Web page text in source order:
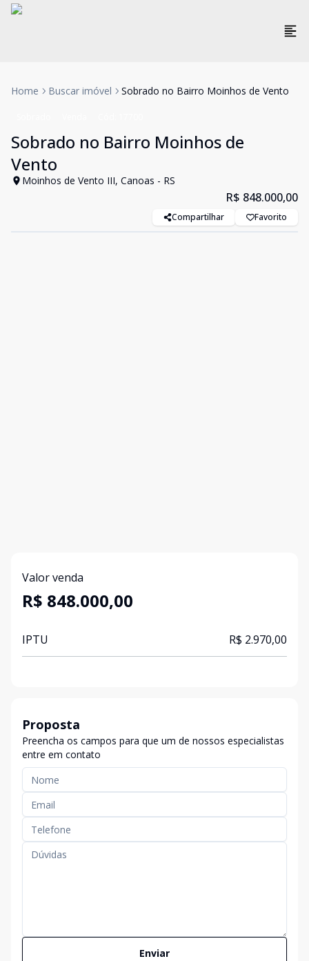
Home Buscar imóvel Sobrado no Bairro Moinhos de Vento
Sobrado no Bairro Moinhos de
Vento
Moinhos de Vento III, Canoas - RS
R$ 848.000,00
Compartilhar Favorito
Valor venda
R$ 848.000,00
IPTU R$ 2.970,00
Proposta
Preencha os campos para que um de nossos especialistas
entre em contato
Enviar